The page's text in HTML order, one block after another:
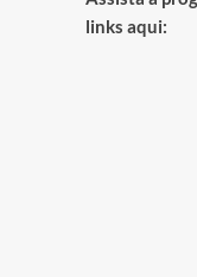
links aqui: